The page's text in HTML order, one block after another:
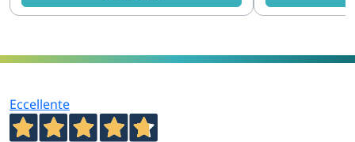
Eccellente